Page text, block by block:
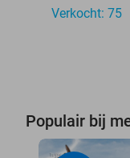
Verkocht: 75
Populair bij